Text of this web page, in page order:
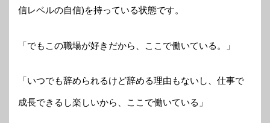
信レベルの自信)を持っている状態です。
「でもこの職場が好きだから、ここで働いている。」
「いつでも辞められるけど辞める理由もないし、仕事で
成長できるし楽しいから、ここで働いている」